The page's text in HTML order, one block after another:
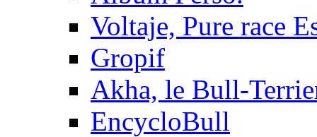
Voltaje, Pure race
Gropif
Akha, le Bull-
EncycloBull